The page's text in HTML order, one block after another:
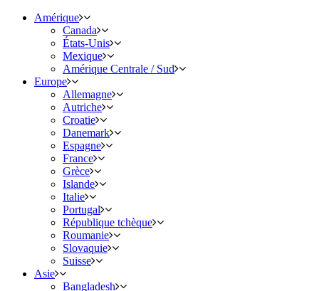
Amérique
Canada
États-Unis
Mexique
Amérique Centrale / Sud
Europe
Allemagne
Autriche
Croatie
Danemark
Espagne
France
Grèce
Islande
Italie
Portugal
République tchèque
Roumanie
Slovaquie
Suisse
Asie
Bangladesh